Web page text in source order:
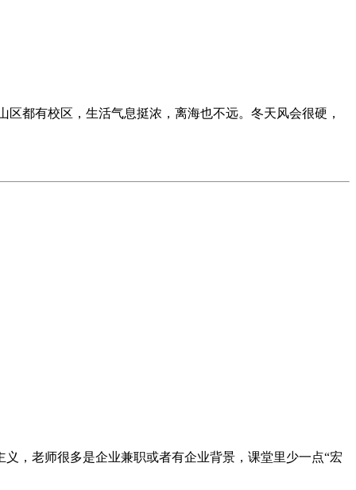
都有校区，生活气息挺浓，离海也不远。冬天风会很硬，
，老师很多是企业兼职或者有企业背景，课堂里少一点“宏